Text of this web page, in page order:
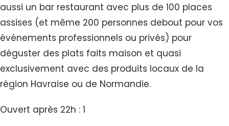
aussi un bar restaurant avec plus de 100 places
assises (et même 200 personnes debout pour vos
événements professionnels ou privés) pour
déguster des plats faits maison et quasi
exclusivement avec des produits locaux de la
région Havraise ou de Normandie.
Ouvert après 22h : 1